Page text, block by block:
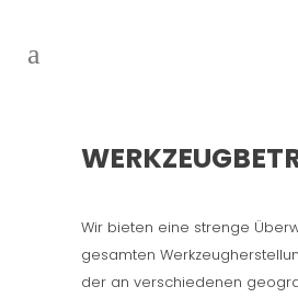
Wir bieten eine strenge
gesamten
der an verschiedenen